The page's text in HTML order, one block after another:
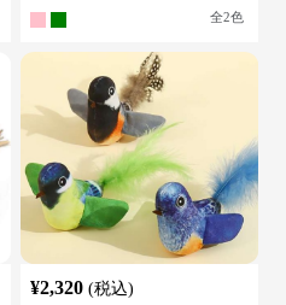
全2色
¥2,320 (税込)